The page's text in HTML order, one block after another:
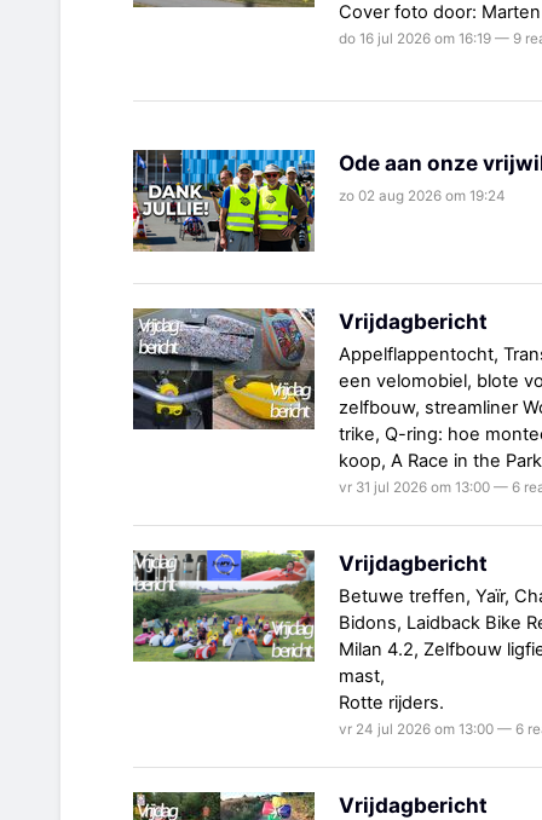
Cover foto door:
do 16 jul 2026 om 16:19 — 9
Ode aan onze
zo 02 aug 2026 om 19:24
Vrijdagbericht
Appelflappentocht,
een velomobiel, blote
zelfbouw, streamliner
trike, Q-ring: hoe
koop, A Race in the
vr 31 jul 2026 om 13:00 — 6
Vrijdagbericht
Betuwe treffen, Yaïr,
Bidons, Laidback Bike
Milan 4.2, Zelfbouw
mast,
Rotte rijders.
vr 24 jul 2026 om 13:00 — 6
Vrijdagbericht